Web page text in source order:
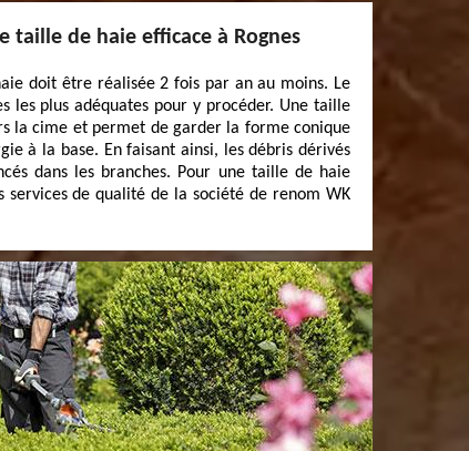
taille de haie efficace à Rognes
doit être réalisée 2 fois par an au moins. Le
les plus adéquates pour y procéder. Une taille
la cime et permet de garder la forme conique
à la base. En faisant ainsi, les débris dérivés
dans les branches. Pour une taille de haie
services de qualité de la société de renom WK